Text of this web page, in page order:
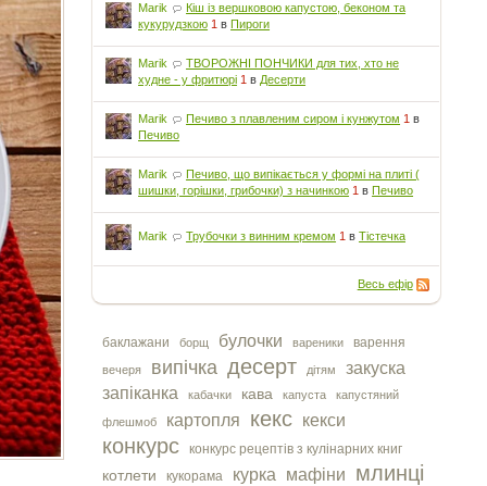
Marik
Кіш із вершковою капустою, беконом та
кукурудзкою 1 вПироги
Marik
ТВОРОЖНІ ПОНЧИКИ для тих, хто не
худне - у фритюрі 1 в Десерти
Marik Печиво з плавленим сиром і кунжутом 1 в
Печиво
Marik
Печиво, що випікається у формі на плиті (
шишки, горішки, грибочки) з начинкою 1 вПечиво
Marik Трубочки з винним кремом 1 вТістечка
Весь ефір
баклажани борщ булочки вареники варення
вечеря випічка десерт дітям
закуска
запіканка
кабачки кава капуста капустяний
флешмоб картопля кекс кекси
конкурс конкурс рецептів з кулінарних книг
котлети кукорама курка мафіни млинці